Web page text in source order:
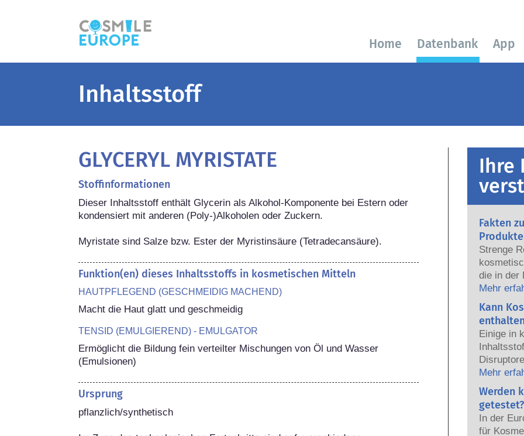
Home Datenbank App
Inhaltsstoff
GLYCERYL MYRISTATE
Stoffinformationen
Dieser Inhaltsstoff enthält Glycerin als Alkohol-Komponente bei Estern oder
kondensiert mit anderen (Poly-)Alkoholen oder Zuckern.
Myristate sind Salze bzw. Ester der Myristinsäure (Tetradecansäure).
Funktion(en) dieses Inhaltsstoffs in kosmetischen Mitteln
HAUTPFLEGEND (GESCHMEIDIG MACHEND)
Macht die Haut glatt und geschmeidig
TENSID (EMULGIEREND) - EMULGATOR
Ermöglicht die Bildung fein verteilter Mischungen von Öl und Wasser
(Emulsionen)
Ursprung
pflanzlich/synthetisch
Ihre
Fakten
Strenge
die in der
sicher für
Die
Mehr
Kann
Einige in
haben,
Hormone
das
heißt das
auch
Mehr
Werden
In der
für